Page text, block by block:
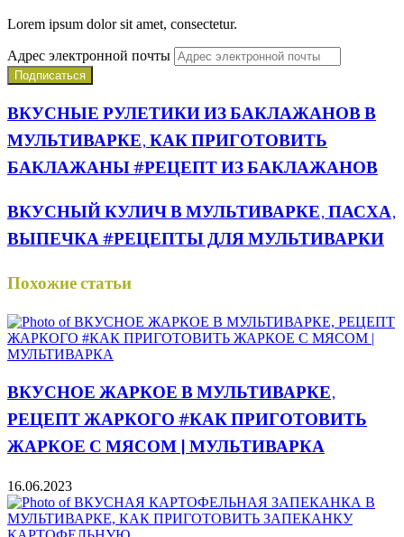
Lorem ipsum dolor sit amet, consectetur.
Адрес электронной почты
ВКУСНЫЕ РУЛЕТИКИ ИЗ БАКЛАЖАНОВ В
МУЛЬТИВАРКЕ, КАК ПРИГОТОВИТЬ
БАКЛАЖАНЫ #РЕЦЕПТ ИЗ БАКЛАЖАНОВ
ВКУСНЫЙ КУЛИЧ В МУЛЬТИВАРКЕ, ПАСХА,
ВЫПЕЧКА #РЕЦЕПТЫ ДЛЯ МУЛЬТИВАРКИ
Похожие статьи
ВКУСНОЕ ЖАРКОЕ В МУЛЬТИВАРКЕ,
РЕЦЕПТ ЖАРКОГО #КАК ПРИГОТОВИТЬ
ЖАРКОЕ С МЯСОМ | МУЛЬТИВАРКА
16.06.2023